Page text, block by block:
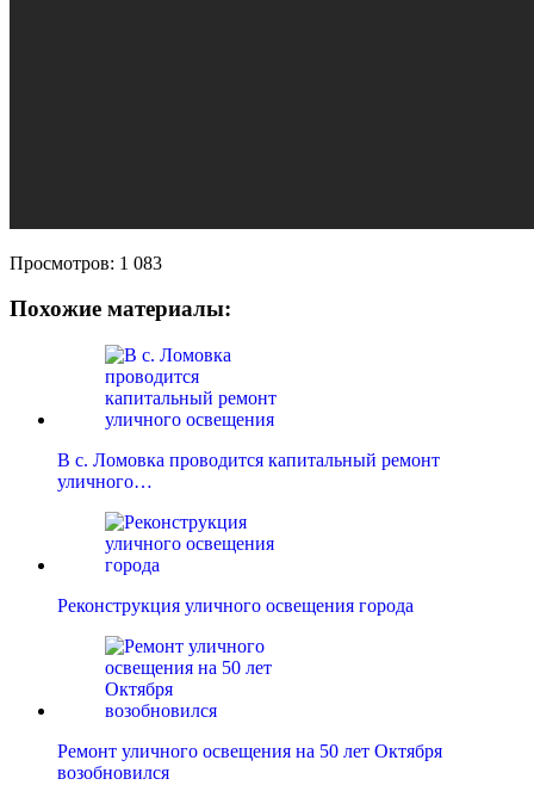
Просмотров: 1 083
Похожие материалы:
В с. Ломовка проводится капитальный ремонт
уличного…
Реконструкция уличного освещения города
Ремонт уличного освещения на 50 лет Октября
возобновился